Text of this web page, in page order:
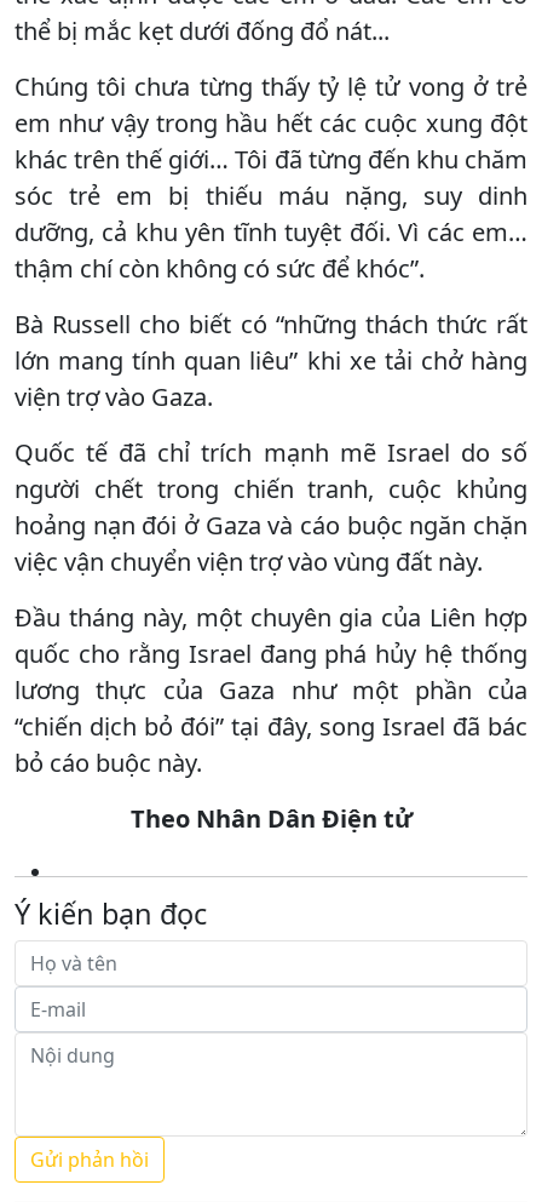
thể bị mắc kẹt dưới đống đổ nát...
Chúng tôi chưa từng thấy tỷ lệ tử vong ở trẻ
em như vậy trong hầu hết các cuộc xung đột
khác trên thế giới… Tôi đã từng đến khu chăm
sóc trẻ em bị thiếu máu nặng, suy dinh
dưỡng, cả khu yên tĩnh tuyệt đối. Vì các em…
thậm chí còn không có sức để khóc”.
Bà Russell cho biết có “những thách thức rất
lớn mang tính quan liêu” khi xe tải chở hàng
viện trợ vào Gaza.
Quốc tế đã chỉ trích mạnh mẽ Israel do số
người chết trong chiến tranh, cuộc khủng
hoảng nạn đói ở Gaza và cáo buộc ngăn chặn
việc vận chuyển viện trợ vào vùng đất này.
Đầu tháng này, một chuyên gia của Liên hợp
quốc cho rằng Israel đang phá hủy hệ thống
lương thực của Gaza như một phần của
“chiến dịch bỏ đói” tại đây, song Israel đã bác
bỏ cáo buộc này.
Theo Nhân Dân Điện tử
Ý kiến bạn đọc